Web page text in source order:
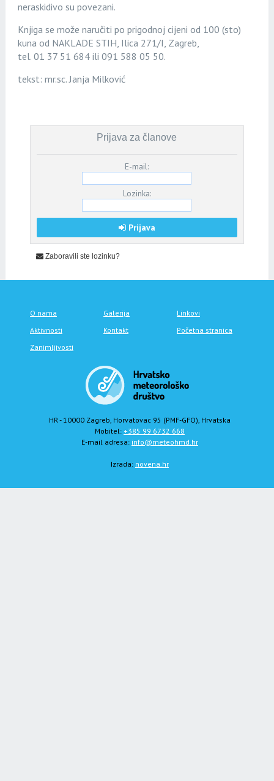
neraskidivo su povezani.
Knjiga se može naručiti po prigodnoj cijeni od 100 (sto)
kuna od NAKLADE STIH, Ilica 271/I, Zagreb,
tel. 01 37 51 684 ili 091 588 05 50.
tekst: mr.sc. Janja Milković
Prijava za članove
E-mail:
Lozinka:
Prijava
Zaboravili ste lozinku?
O nama Galerija
Linkovi
Aktivnosti
Kontakt
Početna stranica
Zanimljivosti
HR - 10000 Zagreb, Horvatovac 95 (PMF-GFO), Hrvatska
Mobitel: +385 99 6732 668
E-mail adresa: info@meteohmd.hr
Izrada: novena.hr